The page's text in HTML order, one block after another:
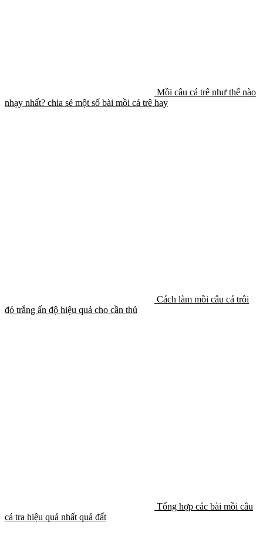
Mồi câu cá trê như thế nào
nhạy nhất? chia sẻ một số bài mồi cá trê hay
Cách làm mồi câu cá trôi
đỏ trắng ấn độ hiệu quả cho cần thủ
Tổng hợp các bài mồi câu
cá tra hiệu quả nhất quả đất